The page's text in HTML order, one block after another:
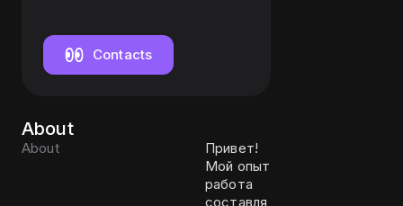
Contacts
About
About
Привет!
Мой опыт
работа
составля